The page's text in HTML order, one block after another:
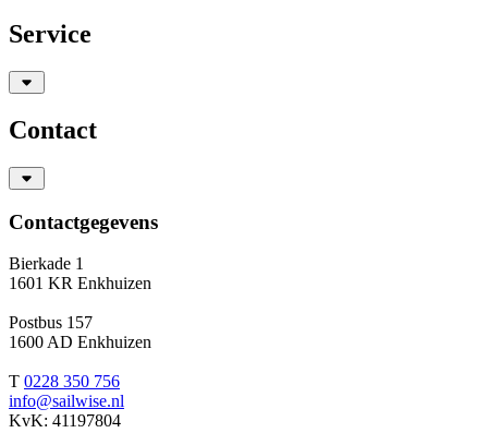
Service
Contact
Contactgegevens
Bierkade 1
1601 KR Enkhuizen
Postbus 157
1600 AD Enkhuizen
T 0228 350 756
info@sailwise.nl
KvK: 41197804